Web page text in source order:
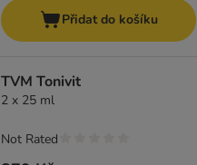
Přidat do košíku
TVM Tonivit
2 x 25 ml
Not Rated